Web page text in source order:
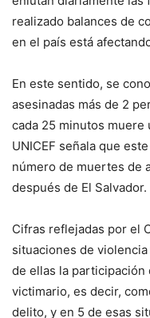
realizado balances de
en el país está
En este sentido, se
asesinadas más de 2
cada 25 minutos muere
UNICEF señala que
número de muertes de
después de El Salvador.
Cifras reflejadas por el
situaciones de
de ellas la participación
victimario, es decir,
delito, y en 5 de esas